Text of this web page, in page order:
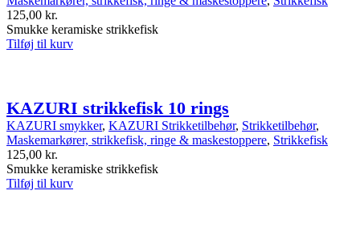
125,00 kr.
Smukke keramiske strikkefisk
Tilføj til kurv
KAZURI strikkefisk 10 rings
KAZURI smykker, KAZURI Strikketilbehør, Strikketilbehør,
Maskemarkører, strikkefisk, ringe & maskestoppere, Strikkefisk
125,00 kr.
Smukke keramiske strikkefisk
Tilføj til kurv